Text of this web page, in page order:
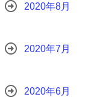
2020年8月
2020年7月
2020年6月